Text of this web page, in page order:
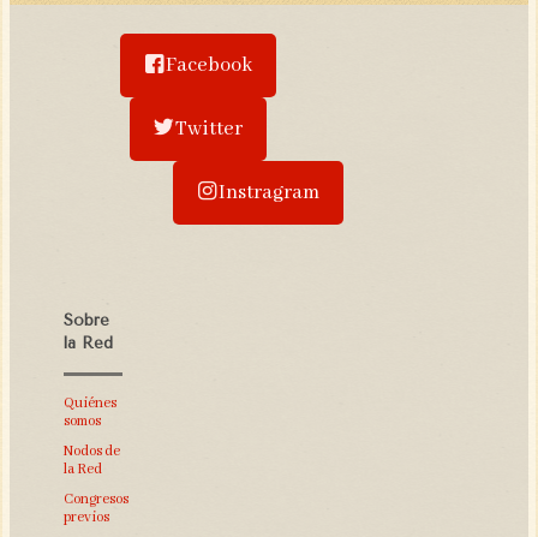
Facebook
Twitter
Instragram
Sobre
la Red
Quiénes
somos
Nodos de
la Red
Congresos
previos